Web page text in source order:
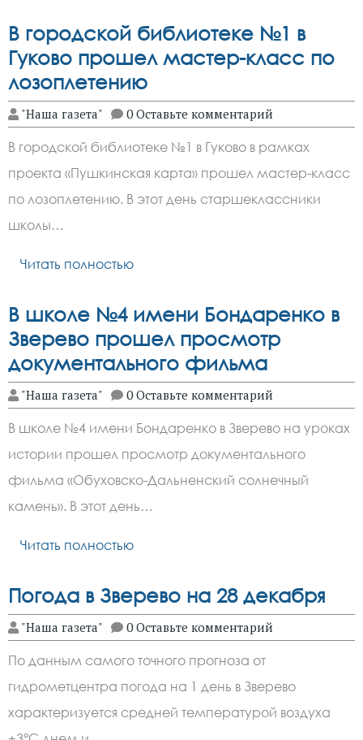
В городской библиотеке №1 в
Гуково прошел мастер-класс по
лозоплетению
"Наша газета" 0 Оставьте комментарий
В городской библиотеке №1 в Гуково в рамках
проекта «Пушкинская карта» прошел мастер-класс
по лозоплетению. В этот день старшеклассники
школы…
Читать полностью
В школе №4 имени Бондаренко в
Зверево прошел просмотр
документального фильма
"Наша газета" 0 Оставьте комментарий
В школе №4 имени Бондаренко в Зверево на уроках
истории прошел просмотр документального
фильма «Обуховско-Дальненский солнечный
камень». В этот день…
Читать полностью
Погода в Зверево на 28 декабря
"Наша газета" 0 Оставьте комментарий
По данным самого точного прогноза от
гидрометцентра погода на 1 день в Зверево
характеризуется средней температурой воздуха